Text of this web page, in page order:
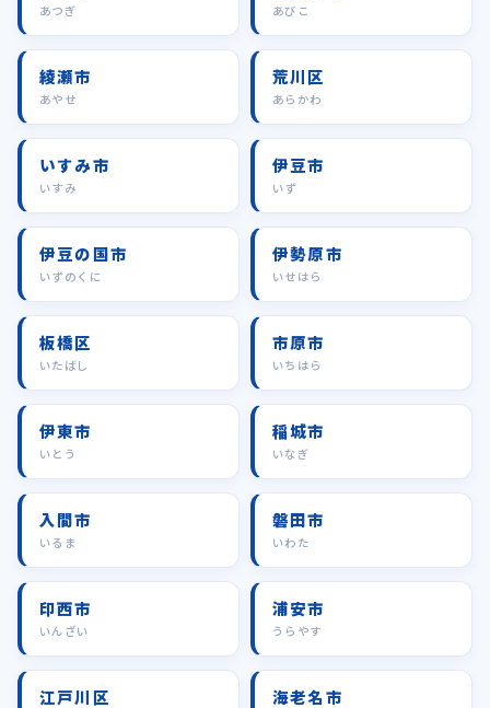
あつぎ あびこ
綾瀬市
あやせ
荒川区
あらかわ
いすみ市
いすみ
伊豆市
いず
伊豆の国市
いずのくに
伊勢原市
いせはら
板橋区
いたばし
市原市
いちはら
伊東市
いとう
稲城市
いなぎ
入間市
いるま
磐田市
いわた
印西市
いんざい
浦安市
うらやす
江戸川区 海老名市